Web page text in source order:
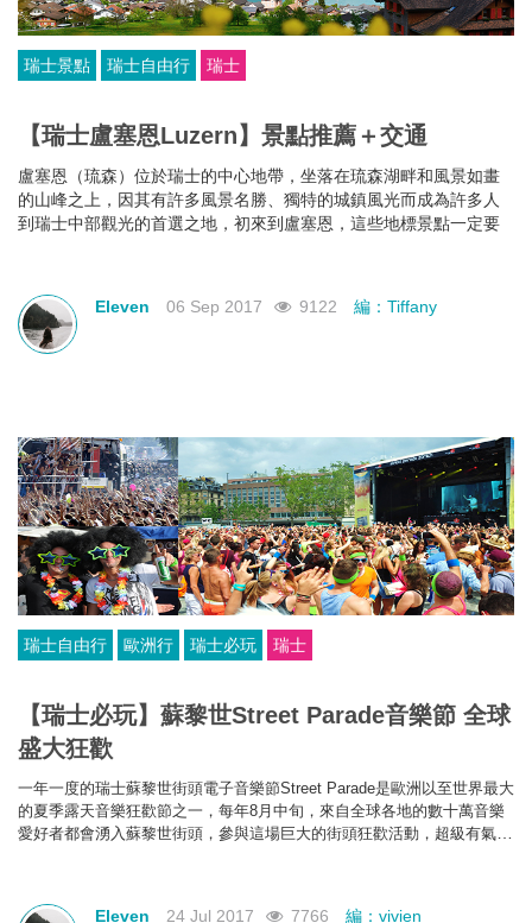
瑞士景點 瑞士自由行 瑞士
【瑞士盧塞恩Luzern】景點推薦＋交通
盧塞恩（琉森）位於瑞士的中心地帶，坐落在琉森湖畔和風景如畫
的山峰之上，因其有許多風景名勝、獨特的城鎮風光而成為許多人
到瑞士中部觀光的首選之地，初來到盧塞恩，這些地標景點一定要
Eleven 06 Sep 2017 9122 編：Tiffany
瑞士自由行 歐洲行 瑞士必玩 瑞士
【瑞士必玩】蘇黎世Street Parade音樂節 全球
盛大狂歡
一年一度的瑞士蘇黎世街頭電子音樂節Street Parade是歐洲以至世界最大
的夏季露天音樂狂歡節之一，每年8月中旬，來自全球各地的數十萬音樂
愛好者都會湧入蘇黎世街頭， 參與這場巨大的街頭狂歡活動，超級有氣
Eleven 24 Jul 2017 7766 編：vivien